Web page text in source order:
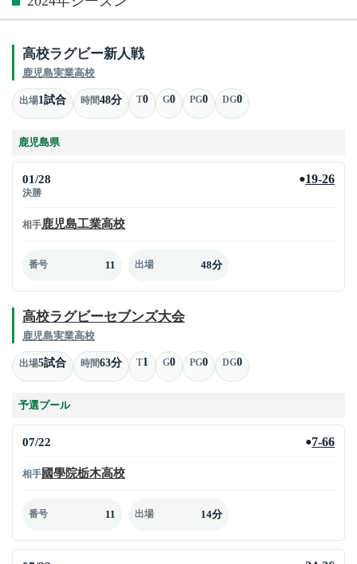
高校ラグビー新人戦
鹿児島実業高校
出場1試合 時間48分 T0 G0 PG0 DG0
鹿児島県
01/28
決勝
●19-26
相手鹿児島工業高校
番号 11 出場 48分
高校ラグビーセブンズ大会
鹿児島実業高校
出場5試合 時間63分 T1 G0 PG0 DG0
予選プール
07/22 ●7-66
相手國學院栃木高校
番号 11 出場 14分